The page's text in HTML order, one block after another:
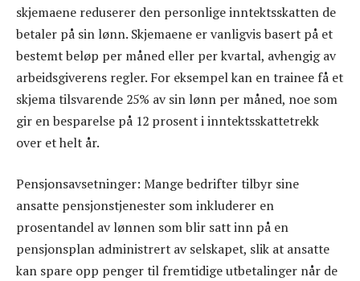
skjemaene reduserer den personlige inntektsskatten de
betaler på sin lønn. Skjemaene er vanligvis basert på et
bestemt beløp per måned eller per kvartal, avhengig av
arbeidsgiverens regler. For eksempel kan en trainee få et
skjema tilsvarende 25% av sin lønn per måned, noe som
gir en besparelse på 12 prosent i inntektsskattetrekk
over et helt år.
Pensjonsavsetninger: Mange bedrifter tilbyr sine
ansatte pensjonstjenester som inkluderer en
prosentandel av lønnen som blir satt inn på en
pensjonsplan administrert av selskapet, slik at ansatte
kan spare opp penger til fremtidige utbetalinger når de